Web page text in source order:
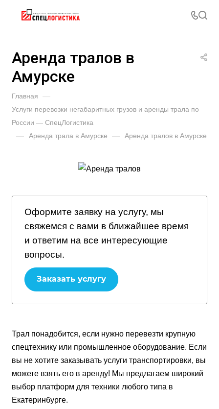
Аренда тралов в
Амурске
Главная —
Услуги перевозки негабаритных грузов и аренды трала по
России — СпецЛогистика
— Аренда трала в Амурске — Аренда тралов в Амурске
Оформите заявку на услугу, мы
свяжемся с вами в ближайшее время
и ответим на все интересующие
вопросы.
Заказать услугу
Трал понадобится, если нужно перевезти крупную
спецтехнику или промышленное оборудование. Если
вы не хотите заказывать услуги транспортировки, вы
можете взять его в аренду! Мы предлагаем широкий
выбор платформ для техники любого типа в
Екатеринбурге.